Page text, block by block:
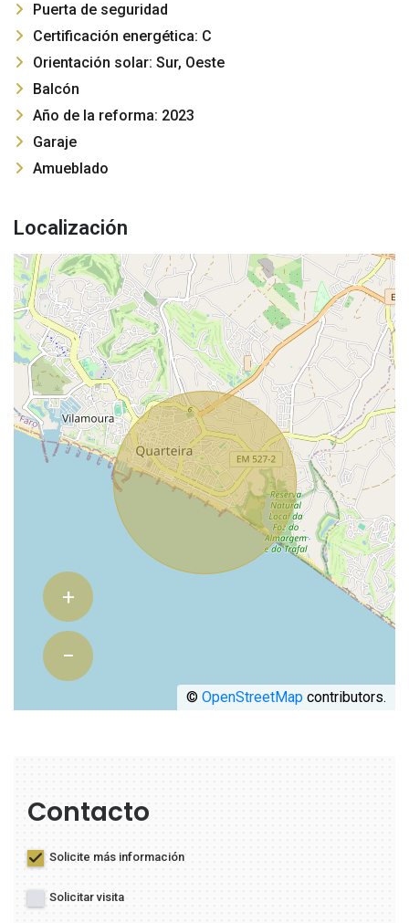
Puerta de seguridad
Certificación energética: C
Orientación solar: Sur, Oeste
Balcón
Año de la reforma: 2023
Garaje
Amueblado
Localización
+
−
© OpenStreetMap contributors.
Contacto
Solicite más información
Solicitar visita